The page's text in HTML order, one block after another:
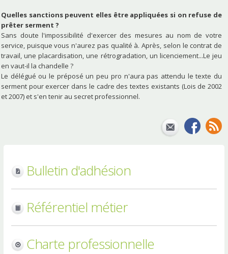
Quelles sanctions peuvent elles être appliquées si on refuse de
prêter serment ?
Sans doute l'impossibilité d'exercer des mesures au nom de votre
service, puisque vous n'aurez pas qualité à. Après, selon le contrat de
travail, une placardisation, une rétrogradation, un licenciement...Le jeu
en vaut-il la chandelle ?
Le délégué ou le préposé un peu pro n'aura pas attendu le texte du
serment pour exercer dans le cadre des textes existants (Lois de 2002
et 2007) et s'en tenir au secret professionnel.
Bulletin d'adhésion
Référentiel métier
Charte professionnelle